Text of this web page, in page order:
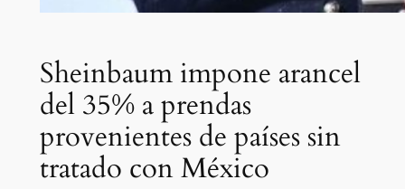
Sheinbaum impone arancel
del 35% a prendas
provenientes de países sin
tratado con México